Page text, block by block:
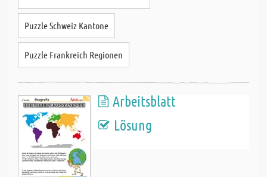
Puzzle Schweiz Kantone
Puzzle Frankreich Regionen
Arbeitsblatt
Lösung